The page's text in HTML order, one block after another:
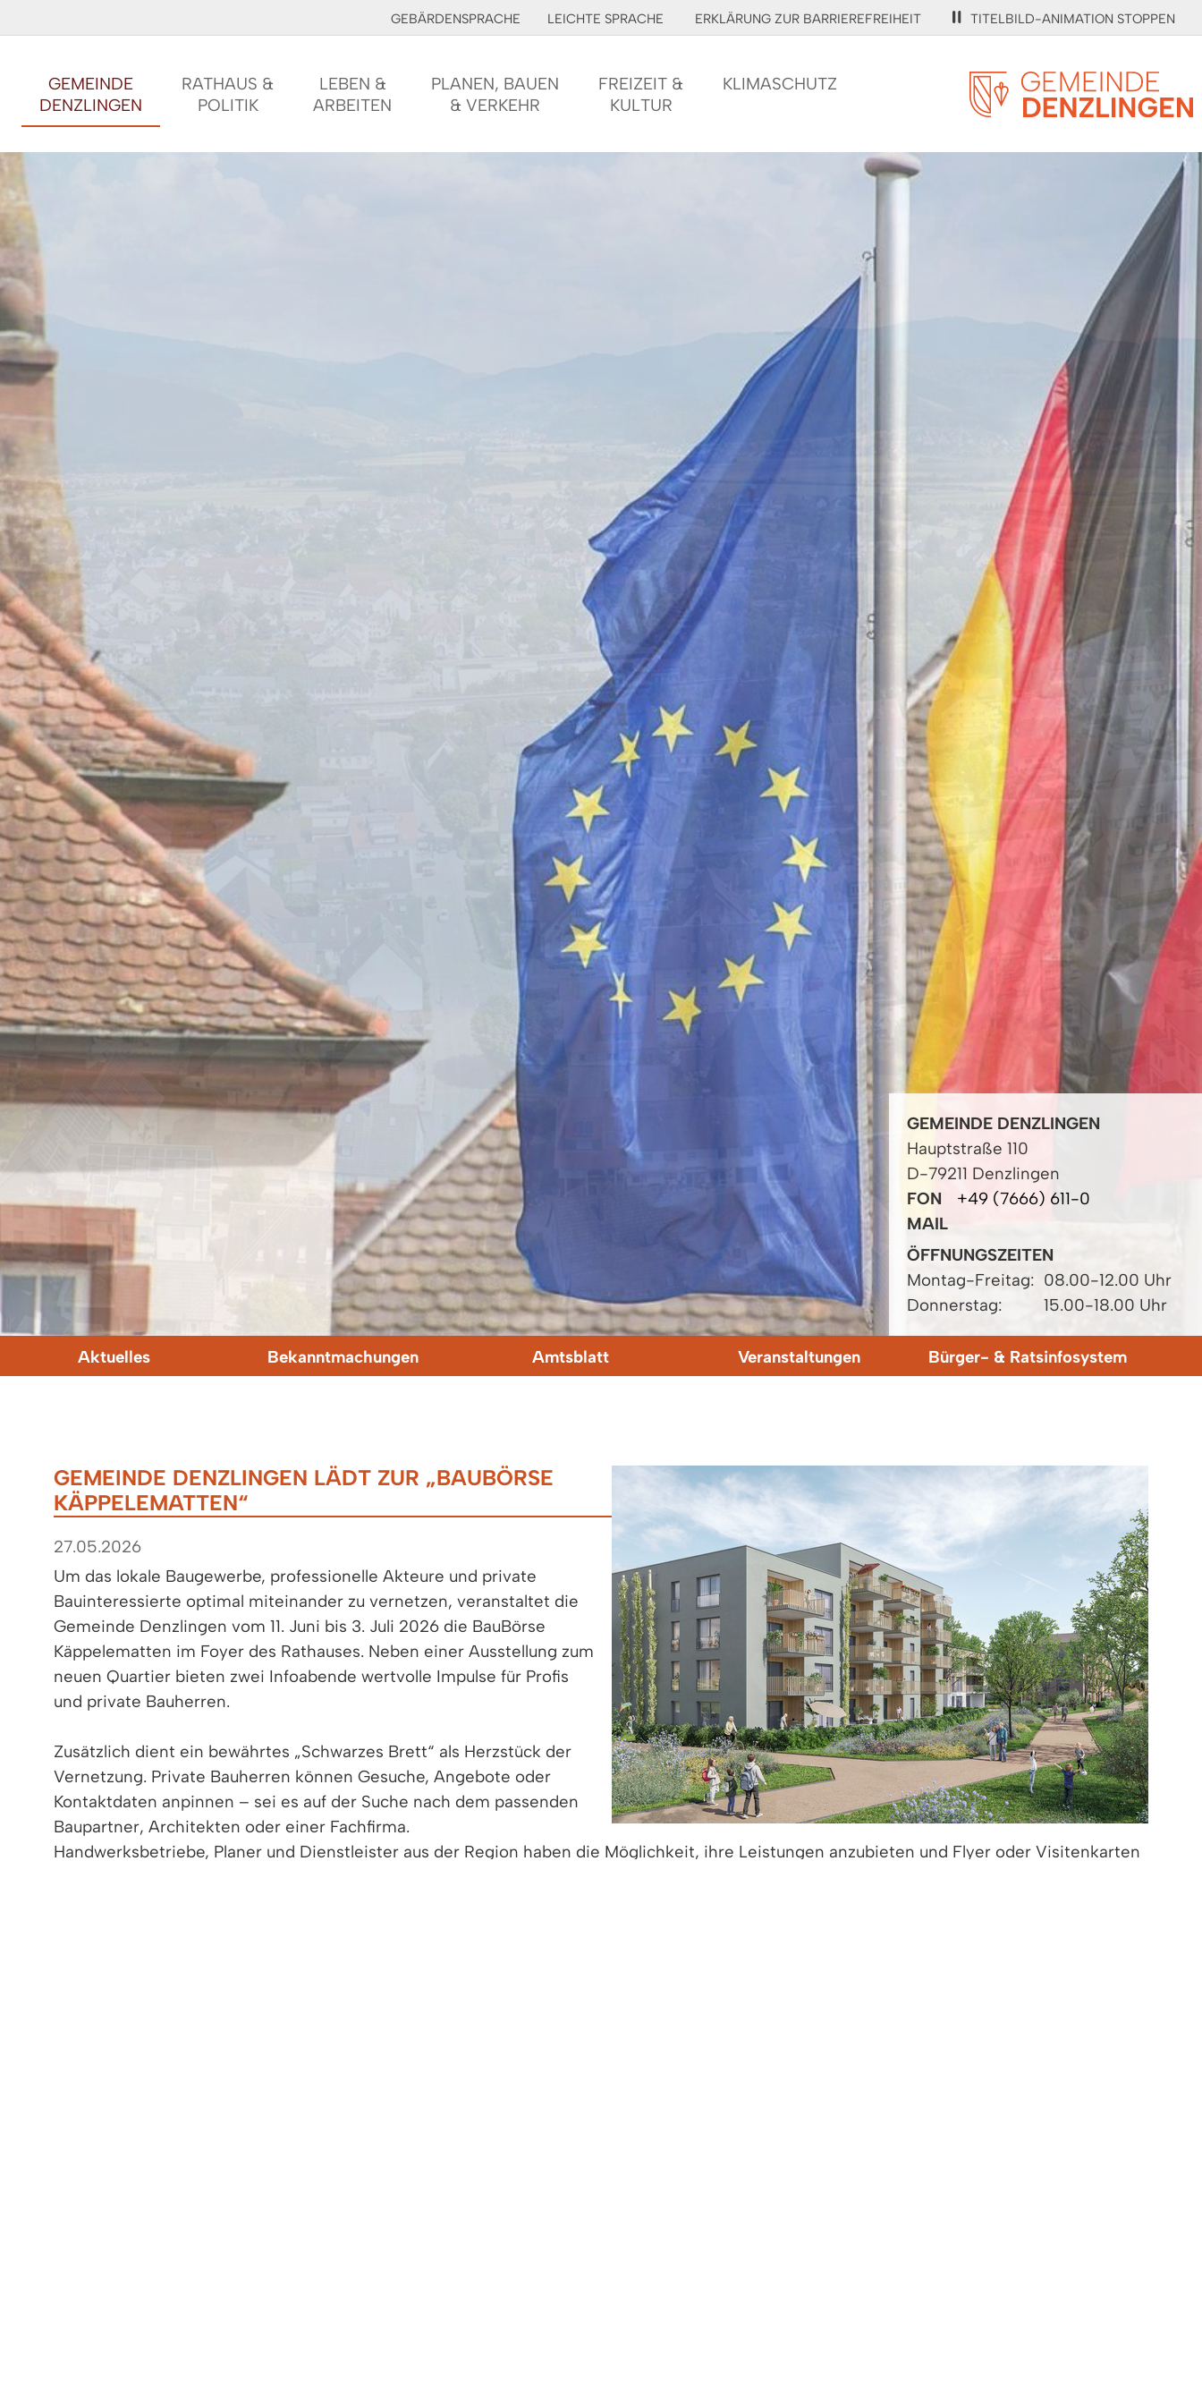
GEBÄRDENSPRACHE LEICHTE SPRACHE ERKLÄRUNG ZUR BARRIEREFREIHEIT TITELBILD-ANIMATION STOPPEN
GEMEINDE
DENZLINGEN
RATHAUS &
POLITIK
LEBEN &
ARBEITEN
PLANEN, BAUEN
& VERKEHR
FREIZEIT &
KULTUR
KLIMASCHUTZ
GEMEINDE DENZLINGEN
Hauptstraße 110
D-79211 Denzlingen
FON
+49 (7666) 611-0
MAIL
ÖFFNUNGSZEITEN
Montag-Freitag: 08.00-12.00 Uhr
Donnerstag:
15.00-18.00 Uhr
Aktuelles Bekanntmachungen Amtsblatt Veranstaltungen Bürger- & Ratsinfosystem
GEMEINDE DENZLINGEN LÄDT ZUR „BAUBÖRSE
KÄPPELEMATTEN“
27.05.2026
Um das lokale Baugewerbe, professionelle Akteure und private
Bauinteressierte optimal miteinander zu vernetzen, veranstaltet die
Gemeinde Denzlingen vom 11. Juni bis 3. Juli 2026 die BauBörse
Käppelematten im Foyer des Rathauses. Neben einer Ausstellung zum
neuen Quartier bieten zwei Infoabende wertvolle Impulse für Profis
und private Bauherren.
Zusätzlich dient ein bewährtes „Schwarzes Brett“ als Herzstück der
Vernetzung. Private Bauherren können Gesuche, Angebote oder
Kontaktdaten anpinnen – sei es auf der Suche nach dem passenden
Baupartner, Architekten oder einer Fachfirma.
Handwerksbetriebe, Planer und Dienstleister aus der Region haben die Möglichkeit, ihre Leistungen anzubieten und Flyer oder Visitenkarten